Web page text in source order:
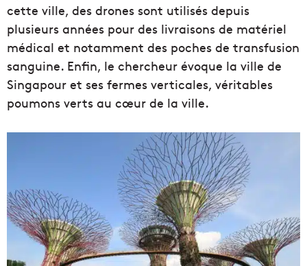
cette ville, des drones sont utilisés depuis
plusieurs années pour des livraisons de matériel
médical et notamment des poches de transfusion
sanguine. Enfin, le chercheur évoque la ville de
Singapour et ses fermes verticales, véritables
poumons verts au cœur de la ville.